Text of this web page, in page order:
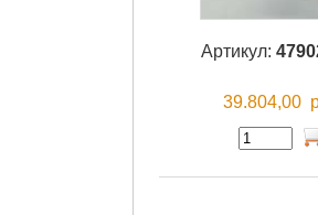
Артикул:
39.804,00